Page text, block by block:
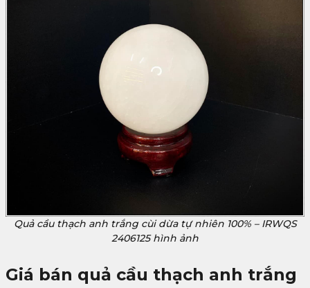
Quả cầu thạch anh trắng cùi dừa tự nhiên 100% – IRWQS
2406125 hình ảnh
Giá bán quả cầu thạch anh trắng